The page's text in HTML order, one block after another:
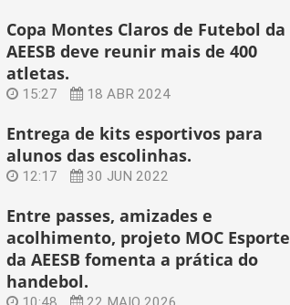
Copa Montes Claros de Futebol da
AEESB deve reunir mais de 400
atletas.
15:27 18 ABR 2024
Entrega de kits esportivos para
alunos das escolinhas.
12:17 30 JUN 2022
Entre passes, amizades e
acolhimento, projeto MOC Esporte
da AEESB fomenta a prática do
handebol.